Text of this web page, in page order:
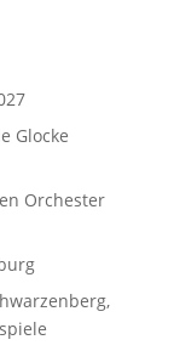
Glocke
Orchester